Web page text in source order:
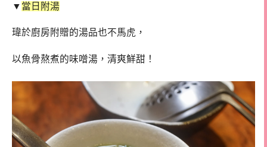
▼ 當日附湯
瑋於廚房附贈的湯品也不馬虎，
以魚骨熬煮的味噌湯，清爽鮮甜！